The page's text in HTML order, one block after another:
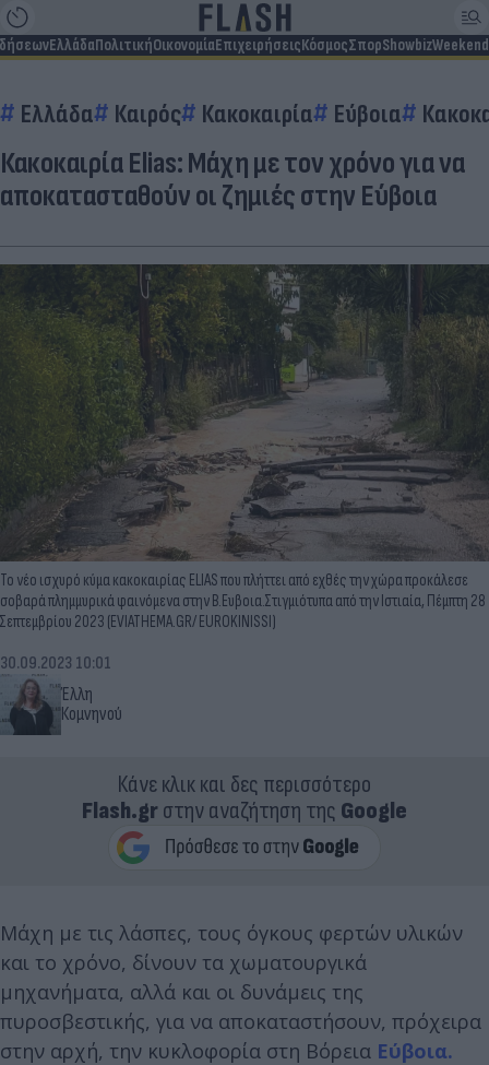
ΕλλάδαΠολιτικήΟικονομίαΕπιχειρήσειςΚόσμοςΣπορShowbizWeekend
Ελλάδα Καιρός Κακοκαιρία Εύβοια
Κακοκαιρία Elias: Μάχη με τον χρόνο για να
αποκατασταθούν οι ζημιές στην Εύβοια
Το νέο ισχυρό κύμα κακοκαιρίας ELIAS που πλήττει από εχθές την χώρα προκάλεσε
σοβαρά πλημμυρικά φαινόμενα στην Β.Ευβοια.Στιγμιότυπα από την Ιστιαία, Πέμπτη 28
Σεπτεμβρίου 2023 (EVIATHEMA.GR/ EUROKINISSI)
Έλλη
Κομνηνού
30.09.2023 10:01
Κάνε κλικ και δες περισσότερο
Flash.grστην αναζήτηση της Google
Μάχη με τις λάσπες, τους όγκους φερτών υλικών
και το χρόνο, δίνουν τα χωματουργικά
μηχανήματα, αλλά και οι δυνάμεις της
πυροσβεστικής, για να αποκαταστήσουν, πρόχειρα
στην αρχή, την κυκλοφορία στη Βόρεια Εύβοια.